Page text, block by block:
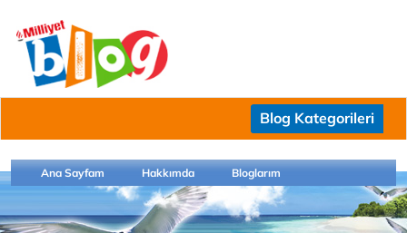
Blog Kategorileri
Ana Sayfam Hakkımda Bloglarım